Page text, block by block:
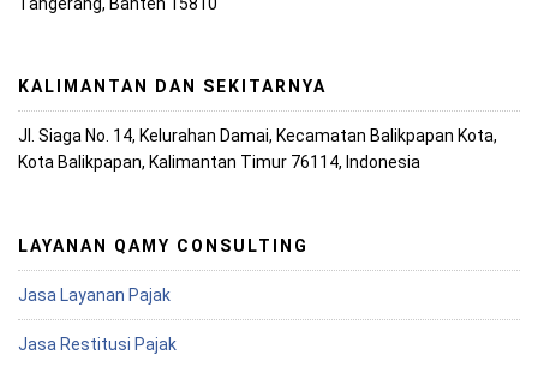
KALIMANTAN DAN SEKITARNYA
Jl. Siaga No. 14, Kelurahan Damai, Kecamatan Balikpapan Kota,
Kota Balikpapan, Kalimantan Timur 76114, Indonesia
LAYANAN QAMY CONSULTING
Jasa Layanan Pajak
Jasa Restitusi Pajak